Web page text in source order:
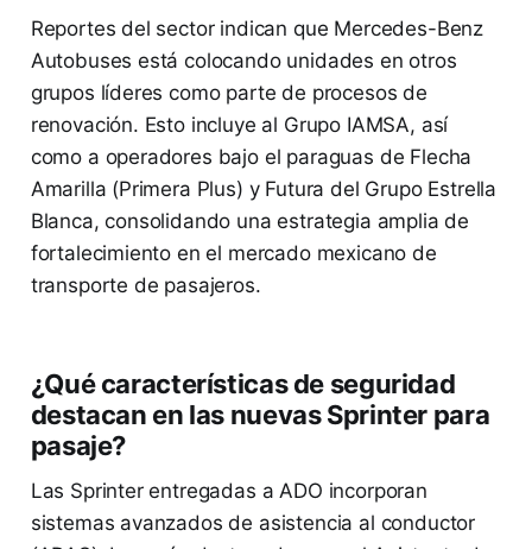
Reportes del sector indican que Mercedes-Benz
Autobuses está colocando unidades en otros
grupos líderes como parte de procesos de
renovación. Esto incluye al Grupo IAMSA, así
como a operadores bajo el paraguas de Flecha
Amarilla (Primera Plus) y Futura del Grupo Estrella
Blanca, consolidando una estrategia amplia de
fortalecimiento en el mercado mexicano de
transporte de pasajeros.
¿Qué características de seguridad
destacan en las nuevas Sprinter para
pasaje?
Las Sprinter entregadas a ADO incorporan
sistemas avanzados de asistencia al conductor